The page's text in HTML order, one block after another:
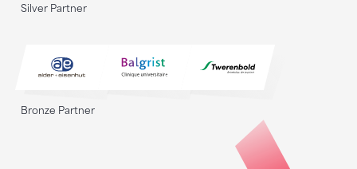
Silver Partner
Bronze Partner